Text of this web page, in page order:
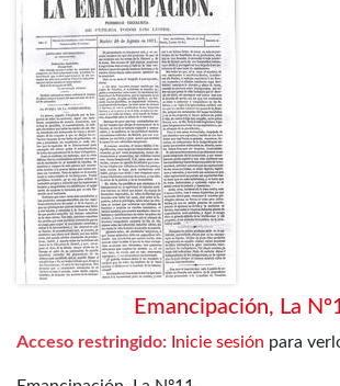
Emancipación, La
Acceso restringido: Inicie sesión para